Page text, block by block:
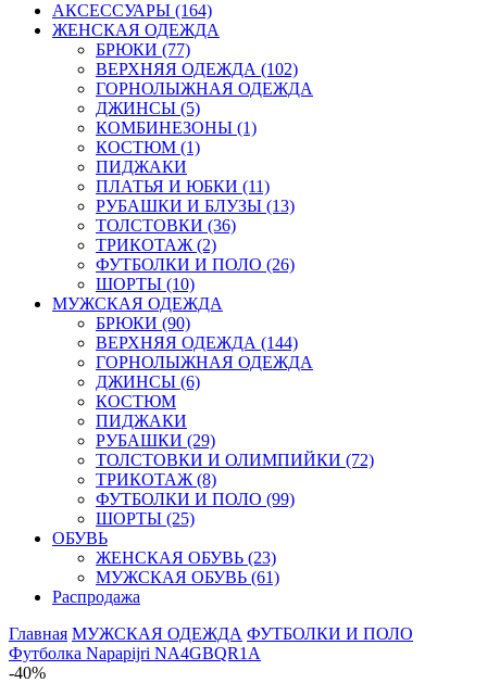
АКСЕССУАРЫ (164)
ЖЕНСКАЯ ОДЕЖДА
БРЮКИ (77)
ВЕРХНЯЯ ОДЕЖДА (102)
ГОРНОЛЫЖНАЯ ОДЕЖДА
ДЖИНСЫ (5)
КОМБИНЕЗОНЫ (1)
КОСТЮМ (1)
ПИДЖАКИ
ПЛАТЬЯ И ЮБКИ (11)
РУБАШКИ И БЛУЗЫ (13)
ТОЛСТОВКИ (36)
ТРИКОТАЖ (2)
ФУТБОЛКИ И ПОЛО (26)
ШОРТЫ (10)
МУЖСКАЯ ОДЕЖДА
БРЮКИ (90)
ВЕРХНЯЯ ОДЕЖДА (144)
ГОРНОЛЫЖНАЯ ОДЕЖДА
ДЖИНСЫ (6)
КОСТЮМ
ПИДЖАКИ
РУБАШКИ (29)
ТОЛСТОВКИ И ОЛИМПИЙКИ (72)
ТРИКОТАЖ (8)
ФУТБОЛКИ И ПОЛО (99)
ШОРТЫ (25)
ОБУВЬ
ЖЕНСКАЯ ОБУВЬ (23)
МУЖСКАЯ ОБУВЬ (61)
Распродажа
Главная МУЖСКАЯ ОДЕЖДА ФУТБОЛКИ И ПОЛО
Футболка Napapijri NA4GBQR1A
-40%